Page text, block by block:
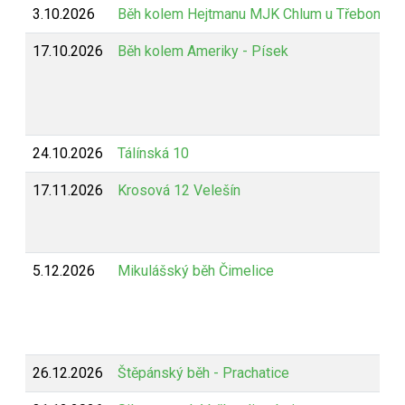
3.10.2026 Běh kolem Hejtmanu MJK Chlum u Třeboně
17.10.2026 Běh kolem Ameriky - Písek
24.10.2026 Tálínská 10
17.11.2026 Krosová 12 Velešín
5.12.2026 Mikulášský běh Čimelice
26.12.2026 Štěpánský běh - Prachatice